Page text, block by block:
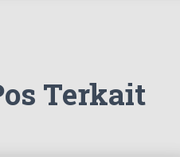
Terkait